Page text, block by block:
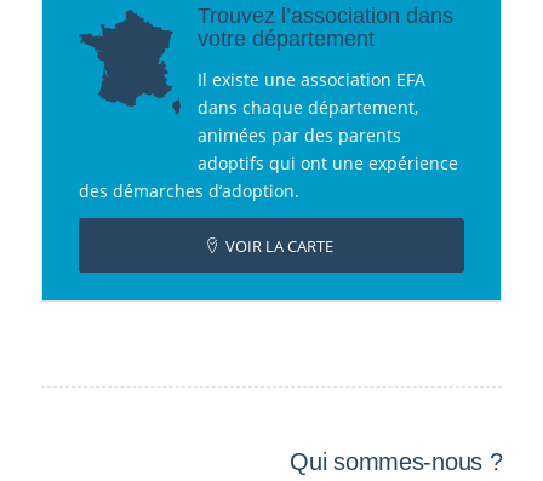
Trouvez l’association dans
votre département
Il existe une association EFA
dans chaque département,
animées par des parents
adoptifs qui ont une expérience
des démarches d’adoption.
VOIR LA CARTE
Qui sommes-nous ?